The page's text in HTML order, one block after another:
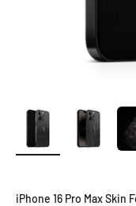
iPhone 16 Pro Max Skin